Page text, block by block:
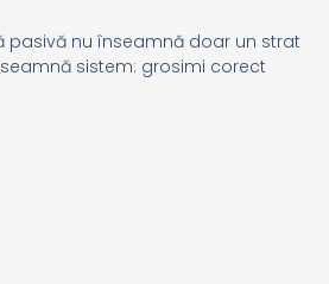
pasivă nu înseamnă doar un strat
sistem: grosimi corect